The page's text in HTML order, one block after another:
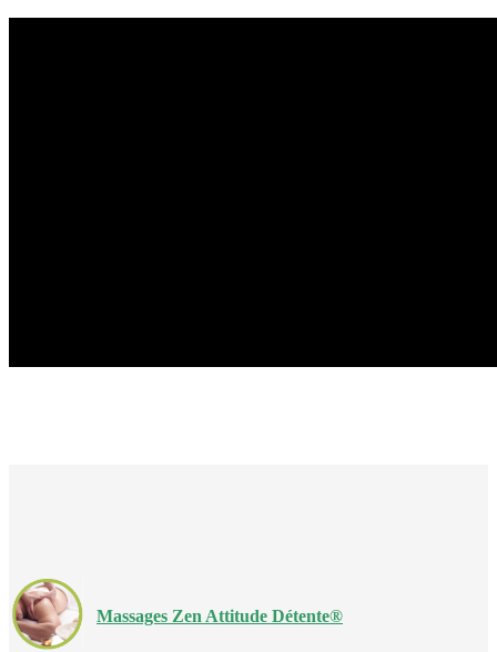
Massages Zen Attitude Détente®